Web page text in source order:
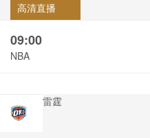
高清直播
09:00
NBA
雷霆